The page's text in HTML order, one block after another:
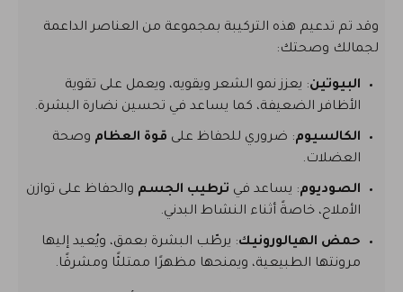
وقد تم تدعيم هذه التركيبة بمجموعة من العناصر الداعمة
لجمالك وصحتك:
البيوتين: يعزز نمو الشعر ويقويه، ويعمل على تقوية
الأظافر الضعيفة، كما يساعد في تحسين نضارة البشرة.
الكالسيوم: ضروري للحفاظ على قوة العظام وصحة
العضلات.
الصوديوم: يساعد في ترطيب الجسم والحفاظ على توازن
الأملاح، خاصةً أثناء النشاط البدني.
حمض الهيالورونيك: يرطّب البشرة بعمق، ويُعيد إليها
مرونتها الطبيعية، ويمنحها مظهرًا ممتلئًا ومشرقًا.